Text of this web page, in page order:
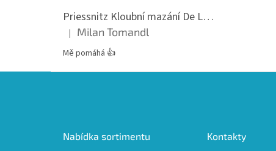
Priessnitz Kloubní mazání De Luxe, 200ml
Hodnocení produktu je 5 z 5 hvězdiček.
| Milan Tomandl
Mě pomáhá 👍
Nabídka sortimentu Kontakty